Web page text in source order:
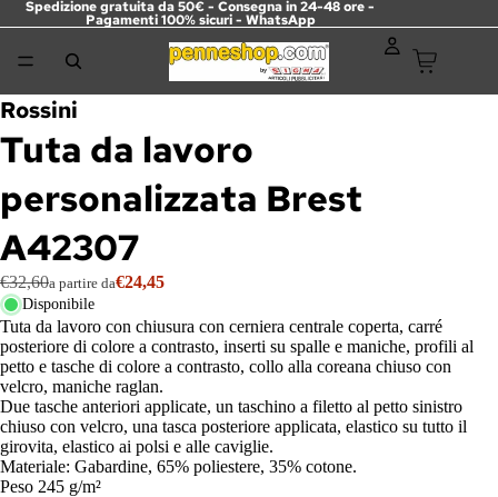
Spedizione gratuita da 50€ - Consegna in 24-48 ore -
Pagamenti 100% sicuri - WhatsApp
Rossini
Tuta da lavoro
personalizzata Brest
A42307
€32,60a partire da€24,45
Disponibile
Tuta da lavoro con chiusura con cerniera centrale coperta, carré
posteriore di colore a contrasto, inserti su spalle e maniche, profili al
petto e tasche di colore a contrasto, collo alla coreana chiuso con
velcro, maniche raglan.
Due tasche anteriori applicate, un taschino a filetto al petto sinistro
chiuso con velcro, una tasca posteriore applicata, elastico su tutto il
girovita, elastico ai polsi e alle caviglie.
Materiale: Gabardine, 65% poliestere, 35% cotone.
Peso 245 g/m²